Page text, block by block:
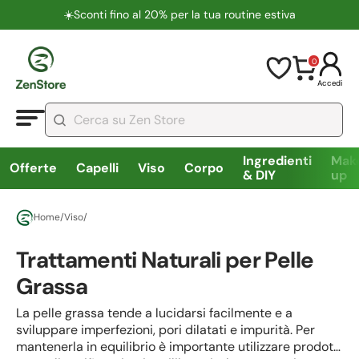
☀️​Sconti fino al 20% per la tua routine estiva
0
Accedi
Offerte Capelli Viso Corpo
Ingredienti
& DIY
up
Home/Viso/
Trattamenti Naturali per Pelle
Grassa
La pelle grassa tende a lucidarsi facilmente e a
sviluppare imperfezioni, pori dilatati e impurità. Per
mantenerla in equilibrio è importante utilizzare prodotti